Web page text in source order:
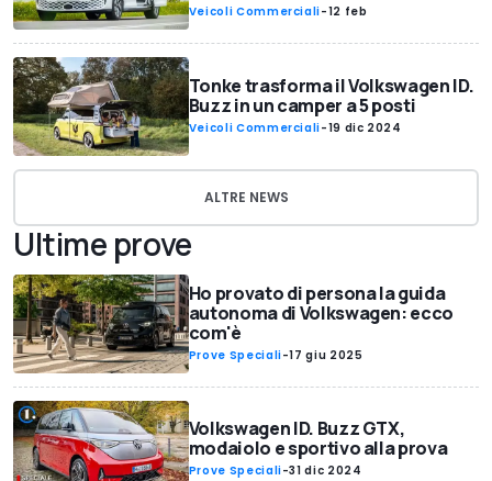
Veicoli Commerciali-12 feb
Tonke trasforma il Volkswagen ID.
Buzz in un camper a 5 posti
Veicoli Commerciali-19 dic 2024
ALTRE NEWS
Ultime prove
Ho provato di persona la guida
autonoma di Volkswagen: ecco
com'è
Prove Speciali-17 giu 2025
Volkswagen ID. Buzz GTX,
modaiolo e sportivo alla prova
Prove Speciali-31 dic 2024